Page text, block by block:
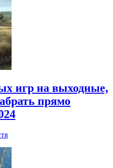
игр на выходные,
прямо